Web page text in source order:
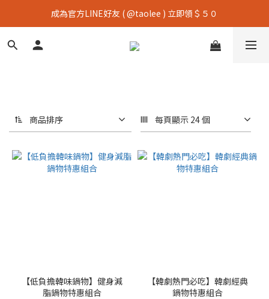
成為官方LINE好友 ( @taolee ) 立即領＄５０
商品排序 每頁顯示 24 個
【低負擔韓味鍋物】健身減
脂鍋物特惠組合
【韓劇熱門必吃】韓劇經典
鍋物特惠組合